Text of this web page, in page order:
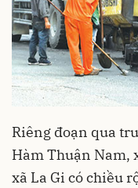
Riêng đoạn qua
Hàm Thuận Nam,
xã La Gi có chiều